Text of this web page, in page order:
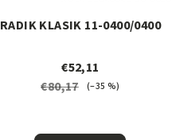
RADIK KLASIK 11-0400/0400
€52,11
€80,17
(–35 %)